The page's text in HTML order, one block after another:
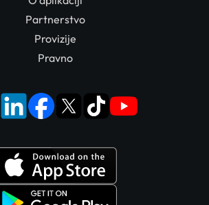
Partnerstvo
Provizije
Pravno